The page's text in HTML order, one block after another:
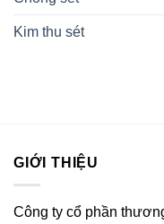
Kim thu sét
GIỚI THIỆU
Công ty cổ phần